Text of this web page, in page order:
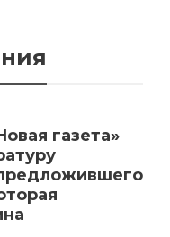
газета»